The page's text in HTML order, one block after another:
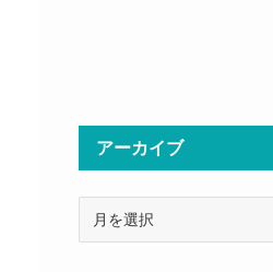
アーカイブ